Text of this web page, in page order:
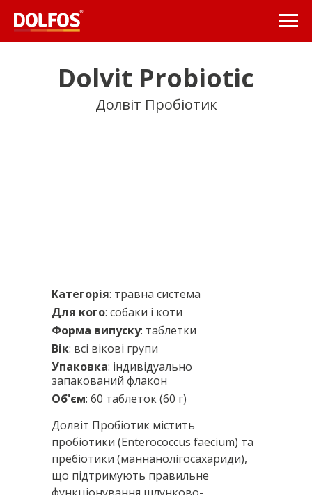
Долвіт Пробіотик містить
пробіотики (Enterococcus faecium) та
пребіотики (маннанолігосахариди),
що підтримують правильне
Dolvit Probiotic
Долвіт Пробіотик
Категорія: травна система
Для кого: собаки і коти
Форма випуску: таблетки
Вік: всі вікові групи
Упаковка: індивідуально
запакований флакон
Об'єм: 60 таблеток (60 г)